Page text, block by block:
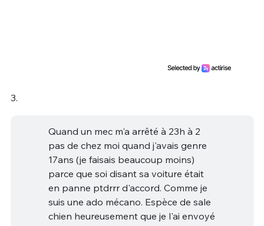
3.
Quand un mec m'a arrêté à 23h à 2
pas de chez moi quand j'avais genre
17ans (je faisais beaucoup moins)
parce que soi disant sa voiture était
en panne ptdrrr d'accord. Comme je
suis une ado mécano. Espèce de sale
chien heureusement que je l'ai envoyé